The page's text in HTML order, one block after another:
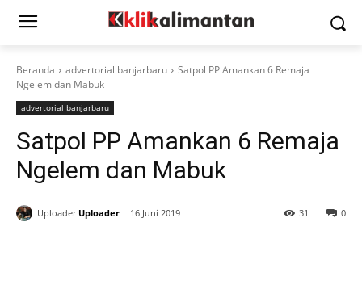
Beranda advertorial banjarbaru
Satpol PP Amankan 6 Remaja
Ngelem dan Mabuk
advertorial banjarbaru
Satpol PP Amankan 6 Remaja
Ngelem dan Mabuk
Uploader Uploader 16 Juni 2019 0
31